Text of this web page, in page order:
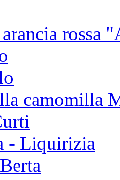
rossa
camomilla
- Liquirizia